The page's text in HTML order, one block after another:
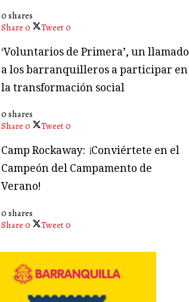
0 shares
Share 0 Tweet0
‘Voluntarios de Primera’, un llamado
a los barranquilleros a participar en
la transformación social
0 shares
Share 0 Tweet0
Camp Rockaway: ¡Conviértete en el
Campeón del Campamento de
Verano!
0 shares
Share 0 Tweet0